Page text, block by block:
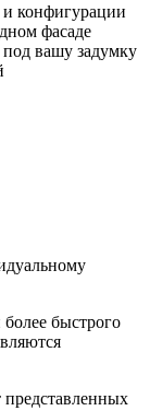
и конфигурации
фасаде
вашу задумку
быстрого
представленных